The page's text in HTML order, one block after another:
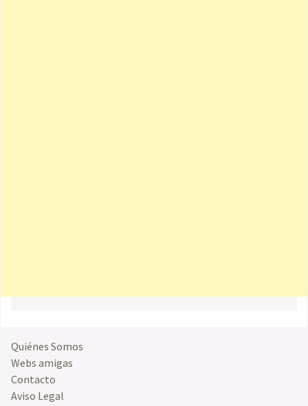
Quiénes Somos
Webs amigas
Contacto
Aviso Legal